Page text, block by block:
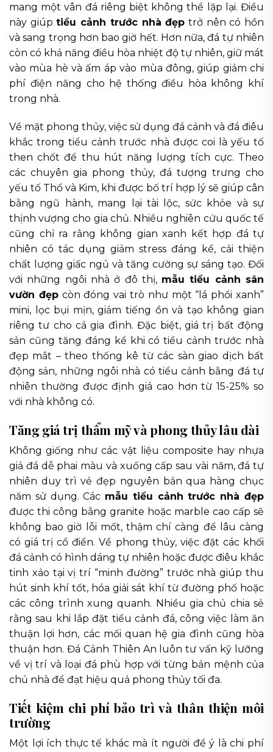
mang một vân đá riêng biệt không thể lặp lại. Điều
này giúptiểu cảnh trước nhà đẹp trở nên có hồn
và sang trọng hơn bao giờ hết. Hơn nữa, đá tự nhiên
còn có khả năng điều hòa nhiệt độ tự nhiên, giữ mát
vào mùa hè và ấm áp vào mùa đông, giúp giảm chi
phí điện năng cho hệ thống điều hòa không khí
trong nhà.
Về mặt phong thủy, việc sử dụng đá cảnh và đá điêu
khắc trong tiểu cảnh trước nhà được coi là yếu tố
then chốt để thu hút năng lượng tích cực. Theo
các chuyên gia phong thủy, đá tượng trưng cho
yếu tố Thổ và Kim, khi được bố trí hợp lý sẽ giúp cân
bằng ngũ hành, mang lại tài lộc, sức khỏe và sự
thịnh vượng cho gia chủ. Nhiều nghiên cứu quốc tế
cũng chỉ ra rằng không gian xanh kết hợp đá tự
nhiên có tác dụng giảm stress đáng kể, cải thiện
chất lượng giấc ngủ và tăng cường sự sáng tạo. Đối
với những ngôi nhà ở đô thị, mẫu tiểu cảnh sân
vườn đẹpcòn đóng vai trò như một “lá phổi xanh”
mini, lọc bụi mịn, giảm tiếng ồn và tạo không gian
riêng tư cho cả gia đình. Đặc biệt, giá trị bất động
sản cũng tăng đáng kể khi có tiểu cảnh trước nhà
đẹp mắt – theo thống kê từ các sàn giao dịch bất
động sản, những ngôi nhà có tiểu cảnh bằng đá tự
nhiên thường được định giá cao hơn từ 15-25% so
với nhà không có.
Tăng giá trị thẩm mỹ và phong thủy lâu dài
Không giống như các vật liệu composite hay nhựa
giả đá dễ phai màu và xuống cấp sau vài năm, đá tự
nhiên duy trì vẻ đẹp nguyên bản qua hàng chục
năm sử dụng. Các mẫu tiểu cảnh trước nhà đẹp
được thi công bằng granite hoặc marble cao cấp sẽ
không bao giờ lỗi mốt, thậm chí càng để lâu càng
có giá trị cổ điển. Về phong thủy, việc đặt các khối
đá cảnh có hình dáng tự nhiên hoặc được điêu khắc
tinh xảo tại vị trí “minh đường” trước nhà giúp thu
hút sinh khí tốt, hóa giải sát khí từ đường phố hoặc
các công trình xung quanh. Nhiều gia chủ chia sẻ
rằng sau khi lắp đặt tiểu cảnh đá, công việc làm ăn
thuận lợi hơn, các mối quan hệ gia đình cũng hòa
thuận hơn. Đá Cảnh Thiên An luôn tư vấn kỹ lưỡng
về vị trí và loại đá phù hợp với từng bản mệnh của
chủ nhà để đạt hiệu quả phong thủy tối đa.
Tiết kiệm chi phí bảo trì và thân thiện môi
trường
Một lợi ích thực tế khác mà ít người để ý là chi phí